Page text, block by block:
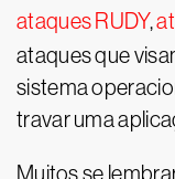
ataques RUDY,
ataques que
sistema
travar uma
Muitos se